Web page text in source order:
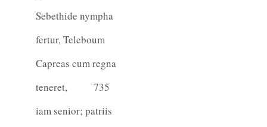
Sebethide nympha
fertur, Teleboum
Capreas cum regna
teneret,
735
iam senior; patriis